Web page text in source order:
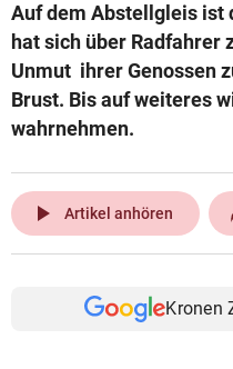
Auf dem Abstellgleis ist
hat sich über
Unmut ihrer Genossen
Brust. Bis auf weiteres
wahrnehmen.
play_arrow Artikel anhören
Kronen